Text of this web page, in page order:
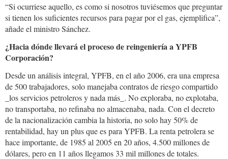
“Si ocurriese aquello, es como si nosotros tuviésemos que preguntar
si tienen los suficientes recursos para pagar por el gas, ejemplifica”,
añade el ministro Sánchez.
¿Hacia dónde llevará el proceso de reingeniería a YPFB
Corporación?
Desde un análisis integral, YPFB, en el año 2006, era una empresa
de 500 trabajadores, solo manejaba contratos de riesgo compartido
_los servicios petroleros y nada más_. No exploraba, no explotaba,
no transportaba, no refinaba no almacenaba, nada. Con el decreto
de la nacionalización cambia la historia, no solo hay 50% de
rentabilidad, hay un plus que es para YPFB. La renta petrolera se
hace importante, de 1985 al 2005 en 20 años, 4.500 millones de
dólares, pero en 11 años llegamos 33 mil millones de totales.